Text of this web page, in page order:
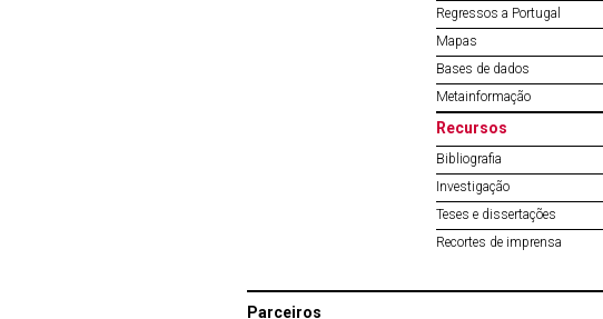
Regressos a Portugal
Mapas
Bases de dados
Metainformação
Recursos
Bibliografia
Investigação
Teses e dissertações
Recortes de imprensa
Parceiros